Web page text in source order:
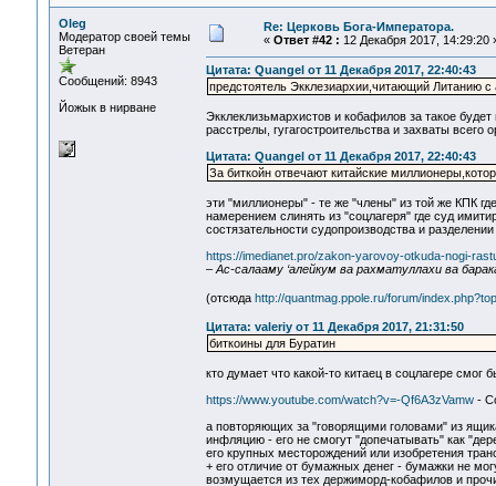
Oleg
Модератор своей темы
Ветеран
Сообщений: 8943
Йожык в нирване
Re: Церковь Бога-Императора.
« Ответ #42 : 12 Декабря 2017, 14:29:20
Цитата: Quangel от 11 Декабря 2017, 22:40:43
предстоятель Экклезиархии,читающий Литанию с
Экклеклизьмархистов и кобафилов за такое
расстрелы, гугагостроительства и захваты
Цитата: Quangel от 11 Декабря 2017, 22:40:43
За биткойн отвечают китайские
эти "миллионеры" - те же "члены" из той же КПК
намерением слинять из "соцлагеря" где суд
состязательности судопроизводства и
https://imedianet.pro/zakon-yarovoy-otkuda-nogi-
– Ас-салааму ‘алейкум ва рахматуллахи ва
(отсюда http://quantmag.ppole.ru/forum/
Цитата: valeriy от 11 Декабря 2017, 21:31:50
биткоины для Буратин
кто думает что какой-то китаец в соцлагере
https://www.youtube.com/watch?v=-Qf6A3zVamw-
а повторяющих за "говорящими головами" из
инфляцию - его не смогут "допечатывать" как
его крупных месторождений или изобретения
+ его отличие от бумажных денег - бумажки не
возмущается из тех держиморд-кобафилов и